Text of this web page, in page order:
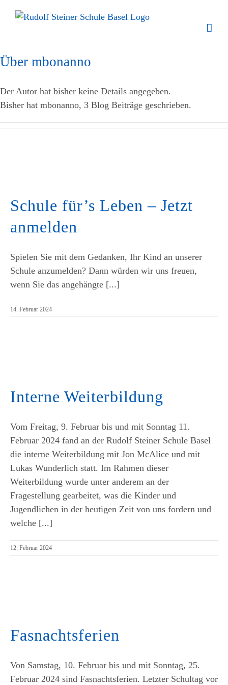
Inhalt
Über mbonanno
Der Autor hat bisher keine Details angegeben.
Bisher hat mbonanno, 3 Blog Beiträge geschrieben.
Schule für’s Leben – Jetzt
anmelden
Spielen Sie mit dem Gedanken, Ihr Kind an unserer
Schule anzumelden? Dann würden wir uns freuen,
wenn Sie das angehängte [...]
14. Februar 2024
Interne Weiterbildung
Vom Freitag, 9. Februar bis und mit Sonntag 11.
Februar 2024 fand an der Rudolf Steiner Schule Basel
die interne Weiterbildung mit Jon McAlice und mit
Lukas Wunderlich statt. Im Rahmen dieser
Weiterbildung wurde unter anderem an der
Fragestellung gearbeitet, was die Kinder und
Jugendlichen in der heutigen Zeit von uns fordern und
welche [...]
12. Februar 2024
Fasnachtsferien
Von Samstag, 10. Februar bis und mit Sonntag, 25.
Februar 2024 sind Fasnachtsferien. Letzter Schultag vor